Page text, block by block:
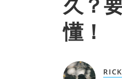
懂！
RICK